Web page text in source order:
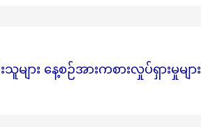
ား နေ့စဉ်အားကစားလှုပ်ရှားမှုများ